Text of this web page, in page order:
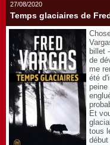
27/08/2020
Temps glaciaires de
billet
de
me
été
peine
Et
tous